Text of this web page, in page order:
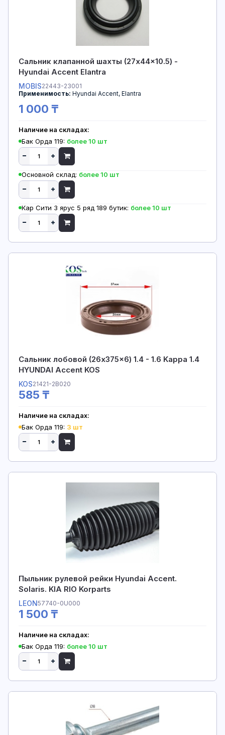
Сальник клапанной шахты (27x44x10.5) -
Hyundai Accent Elantra
MOBIS22443-23001
Применимость: Hyundai Accent, Elantra
1 000 ₸
Наличие на складах:
Бак Орда 119: более 10 шт
Основной склад: более 10 шт
Кар Сити 3 ярус 5 ряд 189 бутик: более 10 шт
Сальник лобовой (26x375x6) 1.4 - 1.6 Kappa 1.4
HYUNDAI Accent KOS
KOS21421-2B020
585 ₸
Наличие на складах:
Бак Орда 119: 3 шт
Пыльник рулевой рейки Hyundai Accent.
Solaris. KIA RIO Korparts
LEON57740-0U000
1 500 ₸
Наличие на складах:
Бак Орда 119: более 10 шт